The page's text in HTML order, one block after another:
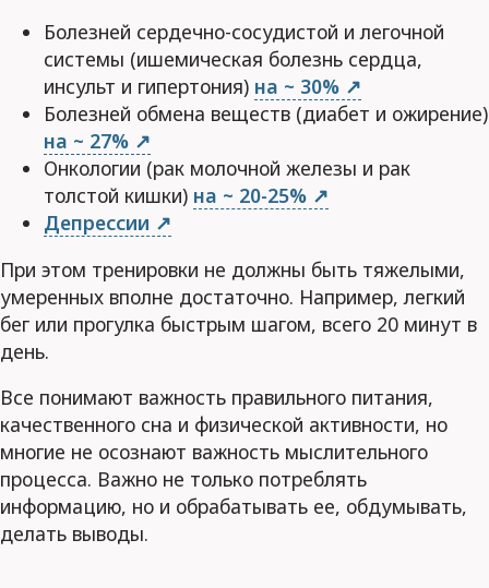
Болезней сердечно-сосудистой и легочной
системы (ишемическая болезнь сердца,
инсульт и гипертония) на ~ 30%
Болезней обмена веществ (диабет и ожирение)
на ~ 27%
Онкологии (рак молочной железы и рак
толстой кишки) на ~ 20-25%
Депрессии
При этом тренировки не должны быть тяжелыми,
умеренных вполне достаточно. Например, легкий
бег или прогулка быстрым шагом, всего 20 минут в
день.
Все понимают важность правильного питания,
качественного сна и физической активности, но
многие не осознают важность мыслительного
процесса. Важно не только потреблять
информацию, но и обрабатывать ее, обдумывать,
делать выводы.